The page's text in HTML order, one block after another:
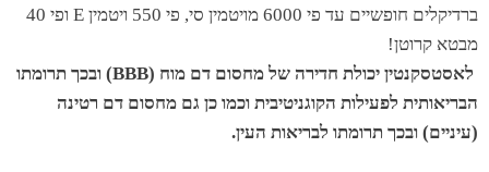
ברדיקלים חופשיים עד פי 6000 מויטמין סי, פי 550 ויטמין E ופי 40
מבטא קרוטן!
לאסטסקנטין יכולת חדירה של מחסום דם מוח (BBB) ובכך תרומתו
הבריאותית לפעילות הקוגניטיבית וכמו כן גם מחסום דם רטינה
(עיניים) ובכך תרומתו לבריאות העין.